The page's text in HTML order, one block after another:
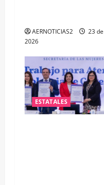
AERNOTICIAS2
23
2026
ESTATALES